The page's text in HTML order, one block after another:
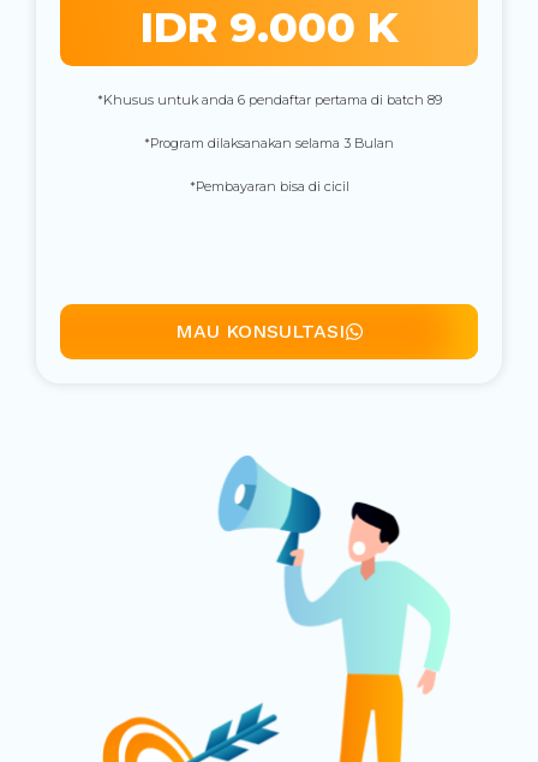
IDR 9.000 K
*Khusus untuk anda 6 pendaftar pertama di batch 89
*Program dilaksanakan selama 3 Bulan
*Pembayaran bisa di cicil
MAU KONSULTASI